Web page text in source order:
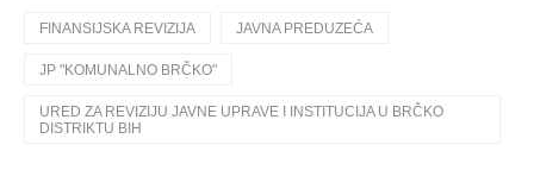
FINANSIJSKA REVIZIJA JAVNA PREDUZEĆA
JP "KOMUNALNO BRČKO"
URED ZA REVIZIJU JAVNE UPRAVE I INSTITUCIJA U BRČKO
DISTRIKTU BIH